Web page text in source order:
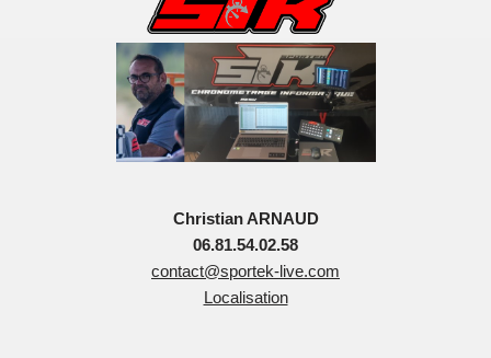
Christian ARNAUD
06.81.54.02.58
contact@sportek-live.com
Localisation